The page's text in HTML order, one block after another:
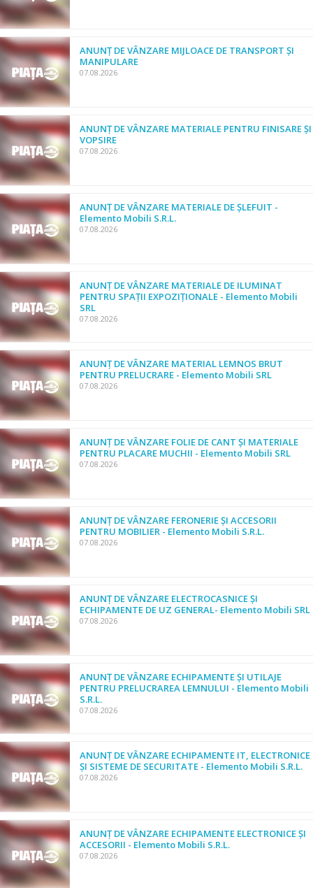
ANUNȚ DE VÂNZARE MIJLOACE DE TRANSPORT ȘI
MANIPULARE
07.08.2026
ANUNȚ DE VÂNZARE MATERIALE PENTRU FINISARE ȘI
VOPSIRE
07.08.2026
ANUNȚ DE VÂNZARE MATERIALE DE ȘLEFUIT -
Elemento Mobili S.R.L.
07.08.2026
ANUNȚ DE VÂNZARE MATERIALE DE ILUMINAT
PENTRU SPAȚII EXPOZIȚIONALE - Elemento Mobili
SRL
07.08.2026
ANUNȚ DE VÂNZARE MATERIAL LEMNOS BRUT
PENTRU PRELUCRARE - Elemento Mobili SRL
07.08.2026
ANUNȚ DE VÂNZARE FOLIE DE CANT ȘI MATERIALE
PENTRU PLACARE MUCHII - Elemento Mobili SRL
07.08.2026
ANUNȚ DE VÂNZARE FERONERIE ȘI ACCESORII
PENTRU MOBILIER - Elemento Mobili S.R.L.
07.08.2026
ANUNȚ DE VÂNZARE ELECTROCASNICE ȘI
ECHIPAMENTE DE UZ GENERAL- Elemento Mobili SRL
07.08.2026
ANUNȚ DE VÂNZARE ECHIPAMENTE ȘI UTILAJE
PENTRU PRELUCRAREA LEMNULUI - Elemento Mobili
S.R.L.
07.08.2026
ANUNȚ DE VÂNZARE ECHIPAMENTE IT, ELECTRONICE
ȘI SISTEME DE SECURITATE - Elemento Mobili S.R.L.
07.08.2026
ANUNȚ DE VÂNZARE ECHIPAMENTE ELECTRONICE ȘI
ACCESORII - Elemento Mobili S.R.L.
07.08.2026